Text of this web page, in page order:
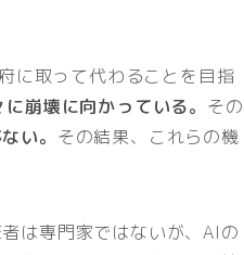
に取って代わることを目指
崩壊に向かっている。 その
い。 その結果、これらの機
は専門家ではないが、AIの